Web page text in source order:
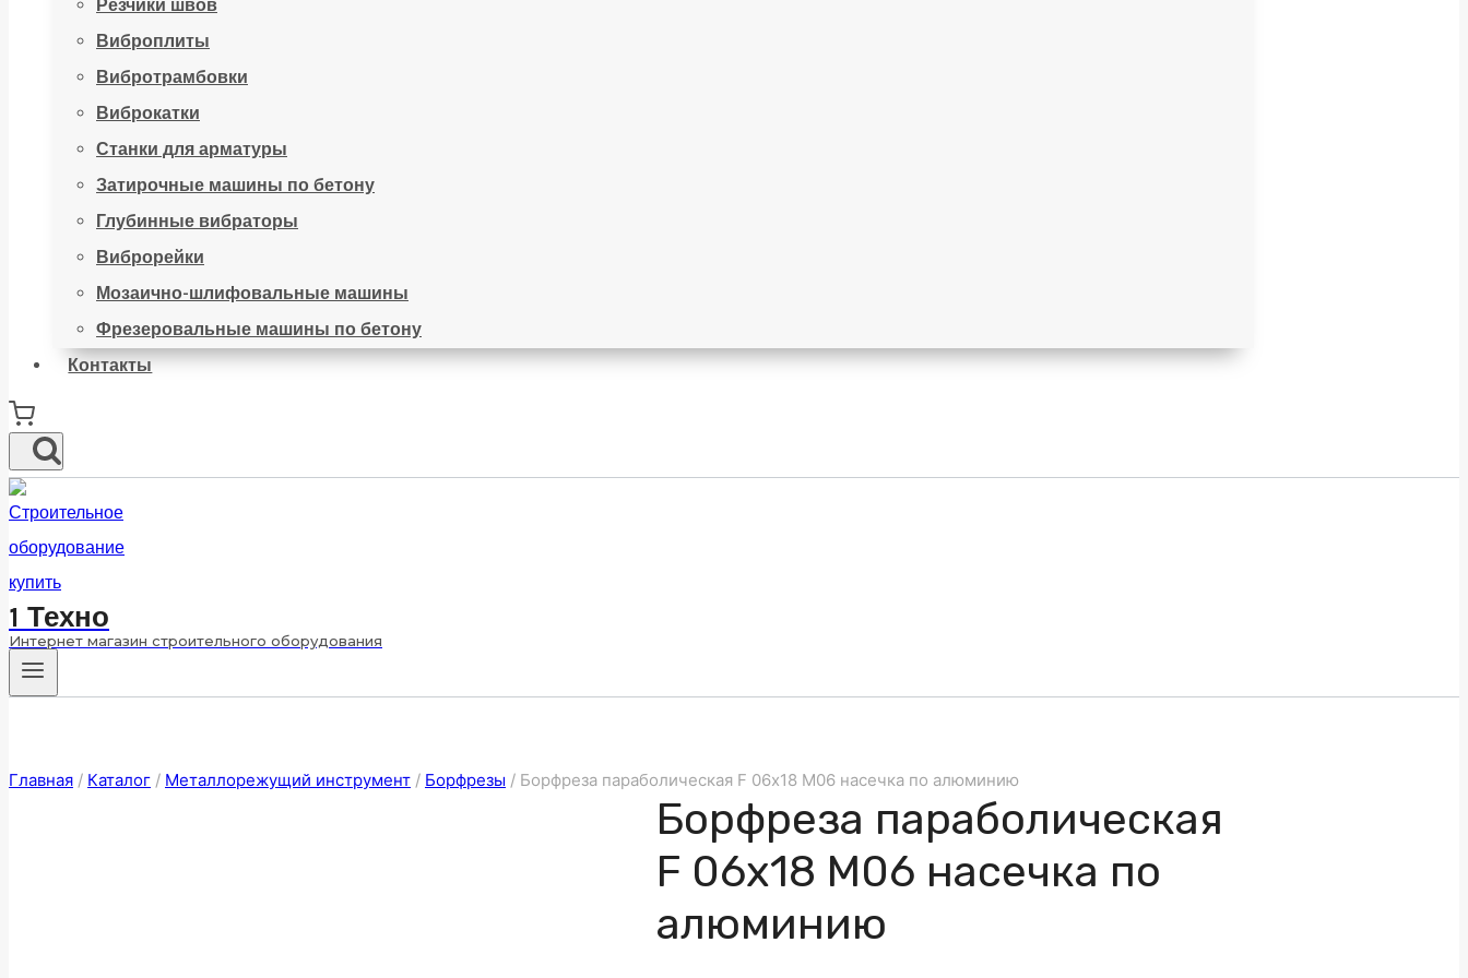
Резчики швов
Виброплиты
Вибротрамбовки
Виброкатки
Станки для арматуры
Затирочные машины по бетону
Глубинные вибраторы
Виброрейки
Мозаично-шлифовальные машины
Фрезеровальные машины по бетону
Контакты
1 Техно
Интернет магазин строительного оборудования
Главная / Каталог / Металлорежущий инструмент / Борфрезы / Борфреза параболическая F 06х18 M06 насечка по алюминию
Борфреза параболическая
F 06х18 M06 насечка по
алюминию